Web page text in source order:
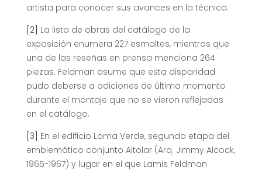
artista para conocer sus avances en la técnica.
[2] La lista de obras del catálogo de la
exposición enumera 227 esmaltes, mientras que
una de las reseñas en prensa menciona 264
piezas. Feldman asume que esta disparidad
pudo deberse a adiciones de último momento
durante el montaje que no se vieron reflejadas
en el catálogo.
[3] En el edificio Loma Verde, segunda etapa del
emblemático conjunto Altolar (Arq. Jimmy Alcock,
1965-1967) y lugar en el que Lamis Feldman